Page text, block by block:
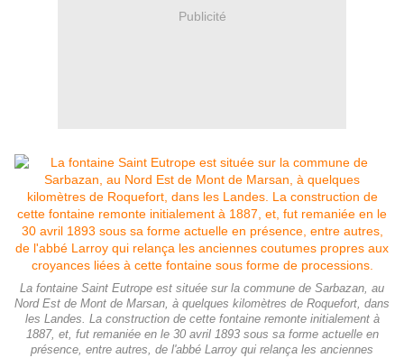
Publicité
La fontaine Saint Eutrope est située sur la commune de Sarbazan, au
Nord Est de Mont de Marsan, à quelques kilomètres de Roquefort, dans
les Landes. La construction de cette fontaine remonte initialement à
1887, et, fut remaniée en le 30 avril 1893 sous sa forme actuelle en
présence, entre autres, de l'abbé Larroy qui relança les anciennes